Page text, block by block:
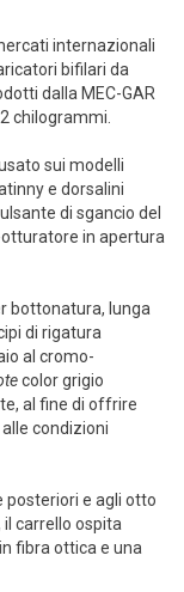
internazionali
bifilari da
dalla MEC-GAR
chilogrammi.
sui modelli
e dorsalini
di sgancio del
otturatore in apertura
bottonatura, lunga
di rigatura
al cromo-
color grigio
al fine di offrire
condizioni
posteriori e agli otto
carrello ospita
fibra ottica e una